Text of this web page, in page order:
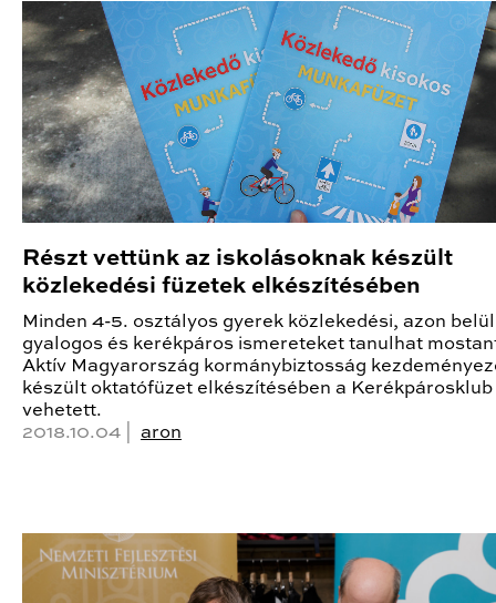
Részt vettünk az iskolásoknak készült
közlekedési füzetek elkészítésében
Minden 4-5. osztályos gyerek közlekedési, azon belül
gyalogos és kerékpáros ismereteket tanulhat
Aktív Magyarország kormánybiztosság
készült oktatófüzet elkészítésében a
vehetett.
2018.10.04 | aron